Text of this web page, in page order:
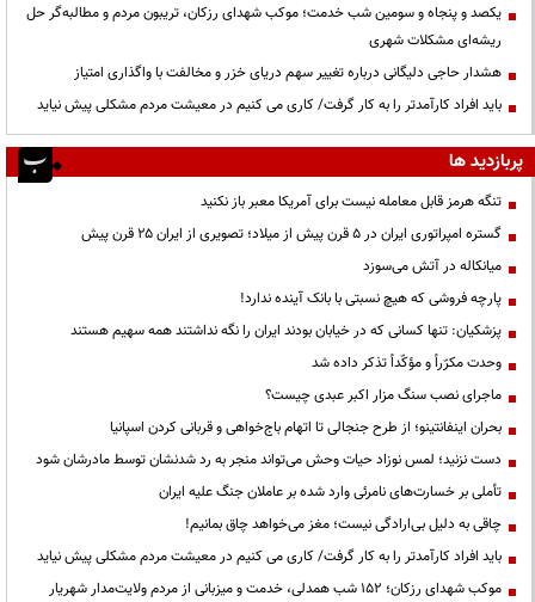
یکصد و پنجاه و سومین شب خدمت؛ موکب شهدای رزکان، تریبون مردم و مطالبه‌گر حل
ریشه‌ای مشکلات شهری
هشدار حاجی دلیگانی درباره تغییر سهم دریای خزر و مخالفت با واگذاری امتیاز
باید افراد کارآمدتر را به کار گرفت/ کاری می کنیم در معیشت مردم مشکلی پیش نیاید
پربازدید ها
تنگه هرمز قابل معامله نیست برای آمریکا معبر باز نکنید
گستره امپراتوری ایران در ۵ قرن پیش از میلاد؛ تصویری از ایران ۲۵ قرن پیش
میانکاله در آتش می‌سوزد
پارچه فروشی که هیچ نسبتی با بانک آینده ندارد!
پزشکیان: تنها کسانی که در خیابان بودند ایران را نگه نداشتند همه سهیم هستند
وحدت مکرّراً و مؤکّداً تذکر داده شد
ماجرای نصب سنگ مزار اکبر عبدی چیست؟
بحران اینفانتینو؛ از طرح جنجالی تا اتهام باج‌خواهی و قربانی کردن اسپانیا
دست نزنید؛ لمس نوزاد حیات وحش می‌تواند منجر به رد شدنشان توسط مادرشان شود
تأملی بر خسارت‌های نامرئی وارد شده بر عاملان جنگ علیه ایران
چاقی به دلیل بی‌ارادگی نیست؛ مغز می‌خواهد چاق بمانیم!
باید افراد کارآمدتر را به کار گرفت/ کاری می کنیم در معیشت مردم مشکلی پیش نیاید
موکب شهدای رزکان؛ ۱۵۲ شب همدلی، خدمت و میزبانی از مردم ولایت‌مدار شهریار